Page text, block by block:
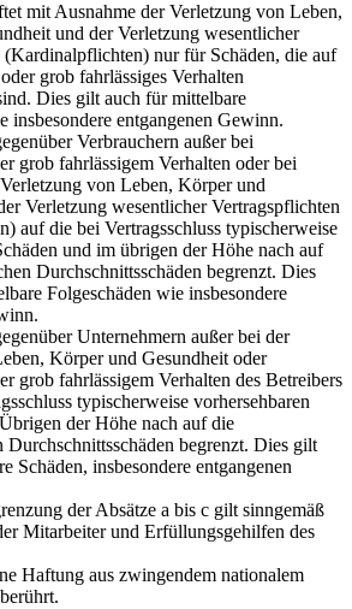
mit Ausnahme der Verletzung von Leben,
und der Verletzung wesentlicher
(Kardinalpflichten) nur für Schäden, die auf
grob fahrlässiges Verhalten
Dies gilt auch für mittelbare
insbesondere entgangenen Gewinn.
Verbrauchern außer bei
grob fahrlässigem Verhalten oder bei
von Leben, Körper und
Verletzung wesentlicher Vertragspflichten
auf die bei Vertragsschluss typischerweise
und im übrigen der Höhe nach auf
Durchschnittsschäden begrenzt. Dies
Folgeschäden wie insbesondere
Unternehmern außer bei der
Körper und Gesundheit oder
grob fahrlässigem Verhalten des Betreibers
typischerweise vorhersehbaren
der Höhe nach auf die
Durchschnittsschäden begrenzt. Dies gilt
Schäden, insbesondere entgangenen
der Absätze a bis c gilt sinngemäß
Mitarbeiter und Erfüllungsgehilfen des
Haftung aus zwingendem nationalem